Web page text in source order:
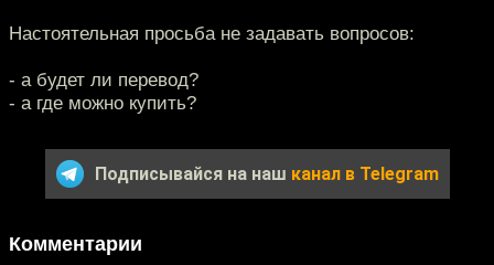
Настоятельная просьба не задавать вопросов:
- а будет ли перевод?
- а где можно купить?
Подписывайся на наш канал в Telegram
Комментарии